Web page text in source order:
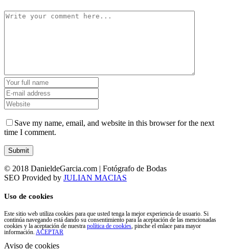
Save my name, email, and website in this browser for the next
time I comment.
© 2018 DanieldeGarcia.com | Fotógrafo de Bodas
SEO Provided by JULIAN MACIAS
Uso de cookies
Este sitio web utiliza cookies para que usted tenga la mejor experiencia de usuario. Si
continúa navegando está dando su consentimiento para la aceptación de las mencionadas
cookies y la aceptación de nuestra política de cookies, pinche el enlace para mayor
información. ACEPTAR
Aviso de cookies